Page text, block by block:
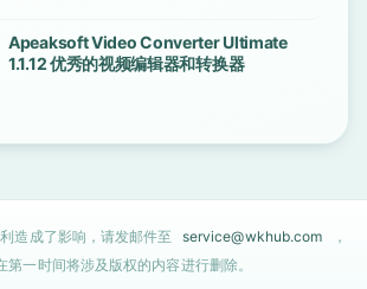
Apeaksoft Video Converter Ultimate
1.1.12 优秀的视频编辑器和转换器
造成了影响，请发邮件至 service@wkhub.com
，
第一时间将涉及版权的内容进行删除。